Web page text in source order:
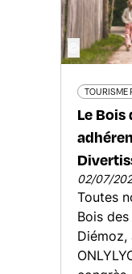
TOURISME
Le
02/07/
Toutes
Bois
Diémoz,
©